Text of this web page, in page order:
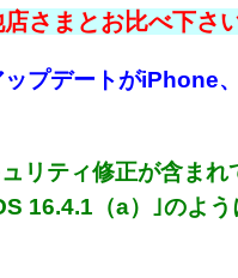
さまとお比べ下さ
プデートがiPhone
リティ修正が含ま
16.4.1（a）｣のよ